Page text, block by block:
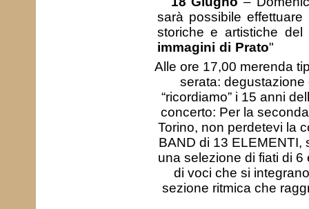
sarà possibile
storiche e artistiche
immagini di Prato"
Alle ore 17,00 merenda
serata:
“ricordiamo” i 15 anni
concerto: Per la
Torino, non perdetevi la
BAND di 13 ELEMENTI,
una selezione di fiati di
di voci che si
sezione ritmica che